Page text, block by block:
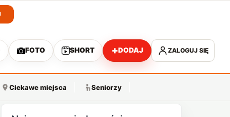
FOTO SHORT +DODAJ ZALOGUJ SIĘ
Ciekawe miejsca Seniorzy